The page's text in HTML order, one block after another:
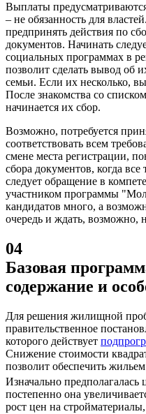
Выплаты
– не обязанность для
предпринять действия по
документов. Начинать
социальных программах в
позволит сделать вывод об
семьи. Если их несколько,
После знакомства со
начинается их сбор.
Возможно, потребуется
соответствовать всем
смене места регистрации,
сбора документов, когда все
следует обращение в
участником программы
кандидатов много, а
очередь и ждать, возможно,
04
Базовая
содержание и
Для решения жилищной
правительственное
которого действует
Снижение стоимости
позволит обеспечить
Изначально предполагалась
постепенно она
рост цен на